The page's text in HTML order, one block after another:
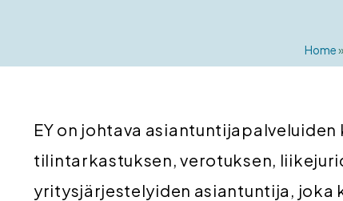
Home
EY on johtava asiantuntijapalveluiden
tilintarkastuksen, verotuksen,
yritysjärjestelyiden asiantuntija, joka